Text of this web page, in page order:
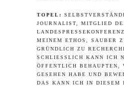
TOPEL:
JOURNALIST, MITGLIED
MEINEM ETHOS, SAUBER
GRÜNDLICH ZU
SCHLIESSLICH KANN ICH
FFENTLICH BEHAUPTEN,
ESEHEN HABE UND
AS KANN ICH IN DIESEM